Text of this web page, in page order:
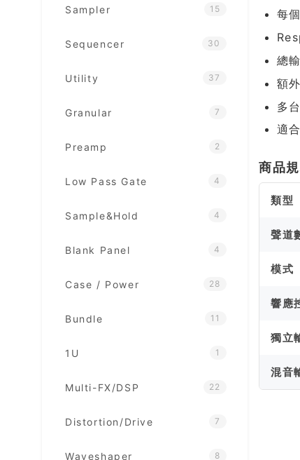
Sampler 15
Sequencer 30
Utility 37
Granular 7
Preamp 2
Low Pass Gate 4
Sample&Hold 4
Blank Panel 4
Case / Power 28
Bundle 11
1U 1
Multi-FX/DSP 22
Distortion/Drive 7
Waveshaper 8
每
總
額
多
適
商品
類型
聲道
模式
響應
獨立
混音